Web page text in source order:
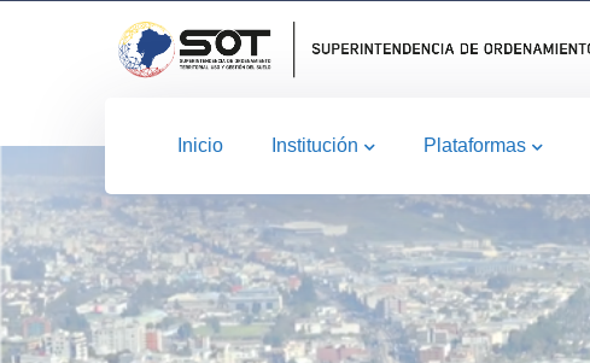
Inicio Institución Plataformas